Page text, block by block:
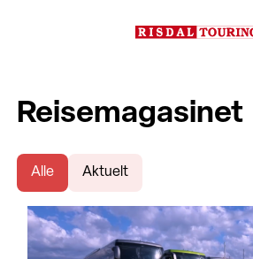
Reisemagasinet
Alle Aktuelt